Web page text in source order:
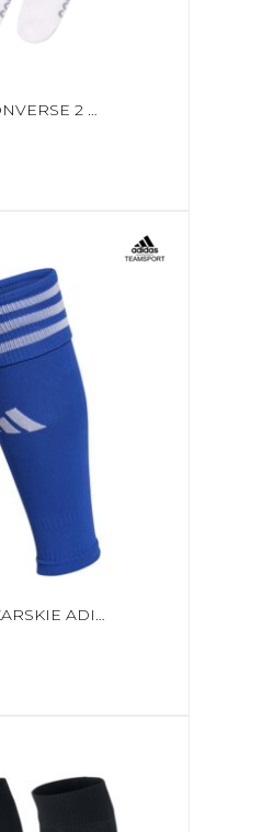
SKARPETY CONVERSE 2 PAK BIAŁE E744W
RĘKAWY PIŁKARSKIE ADIDAS TEAM SLEEVE 23 NIEBIESKIE HT6543